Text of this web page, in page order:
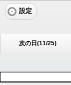
設定
次の日(11/25)